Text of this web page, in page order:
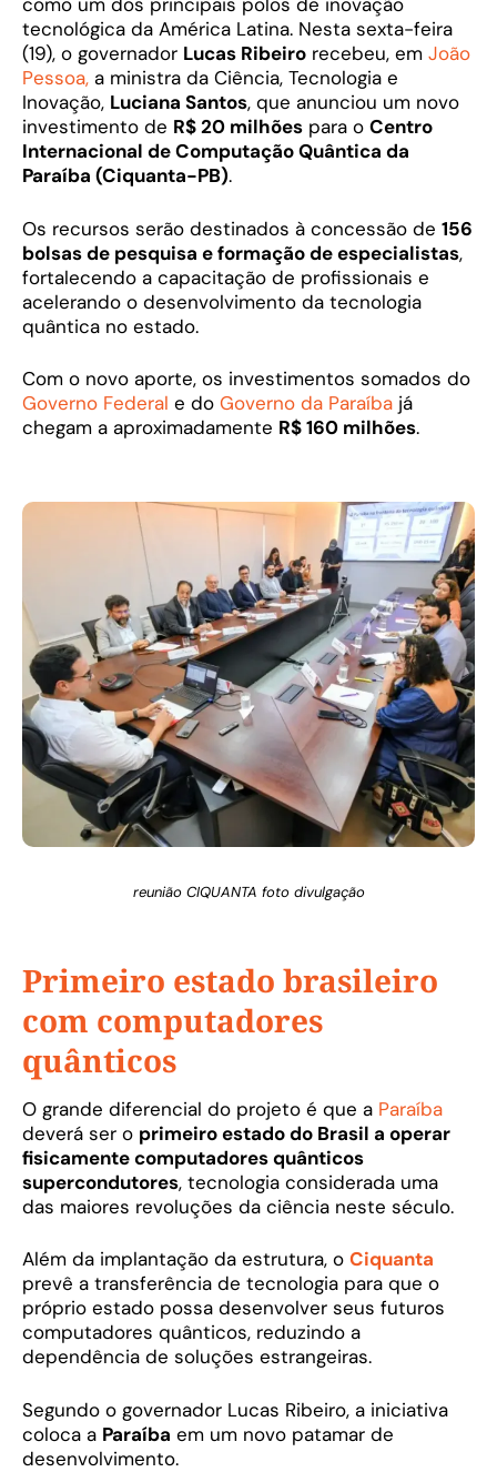
como um dos principais polos de inovação
tecnológica da América Latina. Nesta sexta-feira
(19), o governador Lucas Ribeiro recebeu, em João
Pessoa, a ministra da Ciência, Tecnologia e
Inovação, Luciana Santos, que anunciou um novo
investimento de R$ 20 milhões para o Centro
Internacional de Computação Quântica da
Paraíba (Ciquanta-PB).
Os recursos serão destinados à concessão de 156
bolsas de pesquisa e formação de especialistas,
fortalecendo a capacitação de profissionais e
acelerando o desenvolvimento da tecnologia
quântica no estado.
Com o novo aporte, os investimentos somados do
Governo Federal e do Governo da Paraíba já
chegam a aproximadamente R$ 160 milhões.
reunião CIQUANTA foto divulgação
Primeiro estado brasileiro
com computadores
quânticos
O grande diferencial do projeto é que a Paraíba
deverá ser o primeiro estado do Brasil a operar
fisicamente computadores quânticos
supercondutores, tecnologia considerada uma
das maiores revoluções da ciência neste século.
Além da implantação da estrutura, o Ciquanta
prevê a transferência de tecnologia para que o
próprio estado possa desenvolver seus futuros
computadores quânticos, reduzindo a
dependência de soluções estrangeiras.
Segundo o governador Lucas Ribeiro, a iniciativa
coloca a Paraíba em um novo patamar de
desenvolvimento.